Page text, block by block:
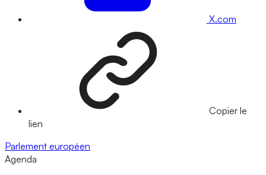
X.com
Copier le
lien
Parlement européen
Agenda